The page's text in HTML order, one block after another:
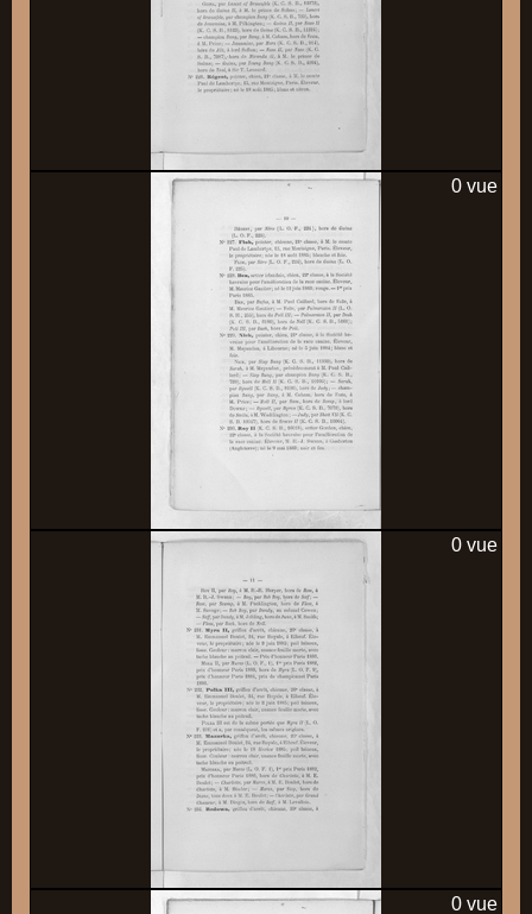
0 vue
0 vue
0 vue